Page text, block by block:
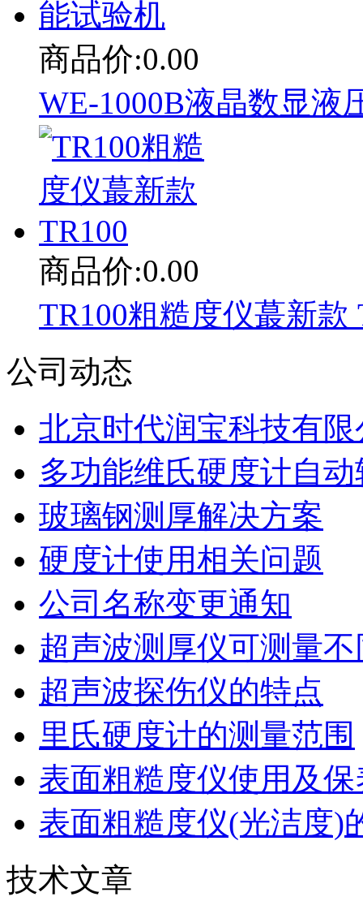
商品价:0.00
WE-1000B液晶数显液
商品价:0.00
TR100粗糙度仪蕞新款
公司动态
北京时代润宝科技有
多功能维氏硬度计自
玻璃钢测厚解决方案
硬度计使用相关问题
公司名称变更通知
超声波测厚仪可测量
超声波探伤仪的特点
里氏硬度计的测量范围
表面粗糙度仪使用及保
表面粗糙度仪(光洁度)
技术文章